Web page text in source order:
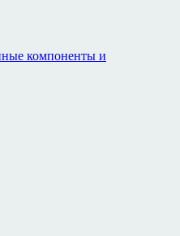
компоненты и